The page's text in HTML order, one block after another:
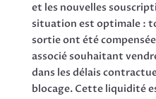
et les nouvelles
situation est optimale :
sortie ont été
associé souhaitant
dans les délais
blocage. Cette liquidité